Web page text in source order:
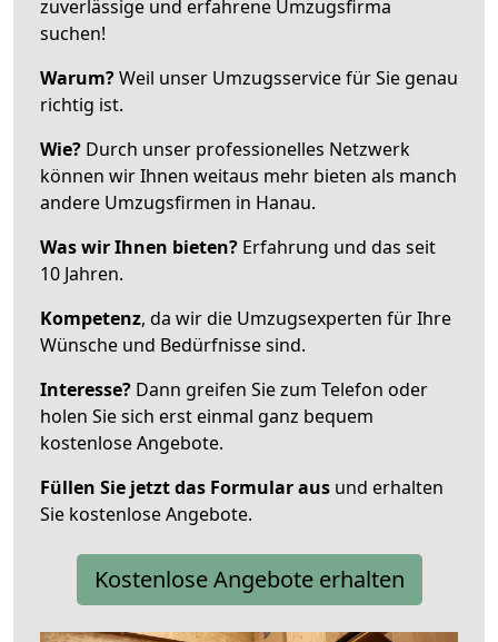
zuverlässige und erfahrene Umzugsfirma
suchen!
Warum?Weil unser Umzugsservice für Sie genau
richtig ist.
Wie? Durch unser professionelles Netzwerk
können wir Ihnen weitaus mehr bieten als manch
andere Umzugsfirmen in Hanau.
Was wir Ihnen bieten? Erfahrung und das seit
10 Jahren.
Kompetenz, da wir die Umzugsexperten für Ihre
Wünsche und Bedürfnisse sind.
Interesse? Dann greifen Sie zum Telefon oder
holen Sie sich erst einmal ganz bequem
kostenlose Angebote.
Füllen Sie jetzt das Formular aus und erhalten
Sie kostenlose Angebote.
Kostenlose Angebote erhalten